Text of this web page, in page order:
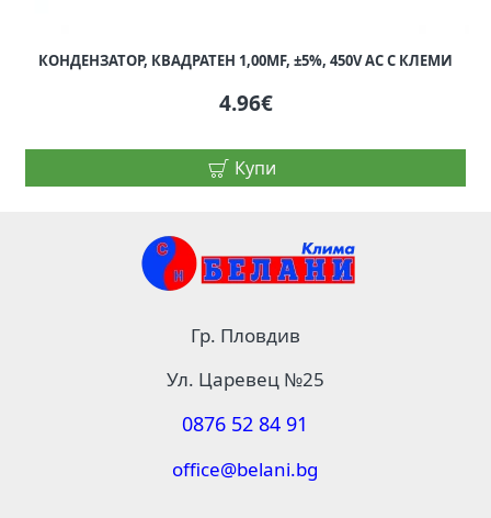
КОНДЕНЗАТОР, КВАДРАТЕН 1,00ΜF, ±5%, 450V AC С КЛЕМИ
4.96€
Купи
Гр. Пловдив
Ул. Царевец №25
0876 52 84 91
office@belani.bg